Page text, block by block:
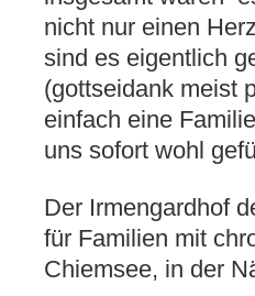
nicht nur einen
sind es eigentlich
(gottseidank meist
einfach eine
uns sofort wohl
Der Irmengardhof
für Familien mit
Chiemsee, in der